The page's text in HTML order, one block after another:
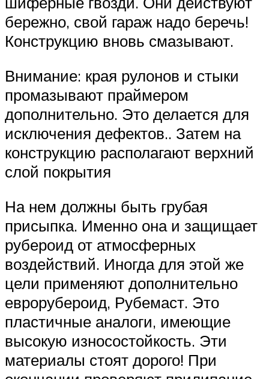
бережно, свой гараж надо беречь!
Конструкцию вновь смазывают.
Внимание: края рулонов и стыки
промазывают праймером
дополнительно. Это делается для
исключения дефектов.. Затем на
конструкцию располагают верхний
слой покрытия
На нем должны быть грубая
присыпка. Именно она и защищает
рубероид от атмосферных
воздействий. Иногда для этой же
цели применяют дополнительно
еврорубероид, Рубемаст. Это
пластичные аналоги, имеющие
высокую износостойкость. Эти
материалы стоят дорого! При